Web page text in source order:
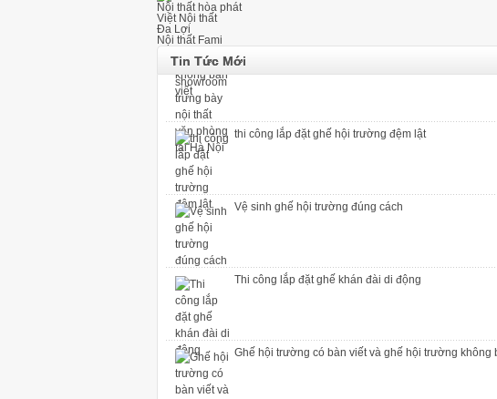
Nội thất hòa phát
Việt Nội thất
Đa Lợi
Nội thất Fami
Tin Tức Mới